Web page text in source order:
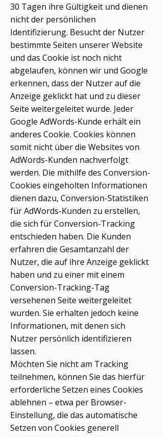
30 Tagen ihre Gültigkeit und dienen
nicht der persönlichen
Identifizierung. Besucht der Nutzer
bestimmte Seiten unserer Website
und das Cookie ist noch nicht
abgelaufen, können wir und Google
erkennen, dass der Nutzer auf die
Anzeige geklickt hat und zu dieser
Seite weitergeleitet wurde. Jeder
Google AdWords-Kunde erhält ein
anderes Cookie. Cookies können
somit nicht über die Websites von
AdWords-Kunden nachverfolgt
werden. Die mithilfe des Conversion-
Cookies eingeholten Informationen
dienen dazu, Conversion-Statistiken
für AdWords-Kunden zu erstellen,
die sich für Conversion-Tracking
entschieden haben. Die Kunden
erfahren die Gesamtanzahl der
Nutzer, die auf ihre Anzeige geklickt
haben und zu einer mit einem
Conversion-Tracking-Tag
versehenen Seite weitergeleitet
wurden. Sie erhalten jedoch keine
Informationen, mit denen sich
Nutzer persönlich identifizieren
lassen.
Möchten Sie nicht am Tracking
teilnehmen, können Sie das hierfür
erforderliche Setzen eines Cookies
ablehnen – etwa per Browser-
Einstellung, die das automatische
Setzen von Cookies generell